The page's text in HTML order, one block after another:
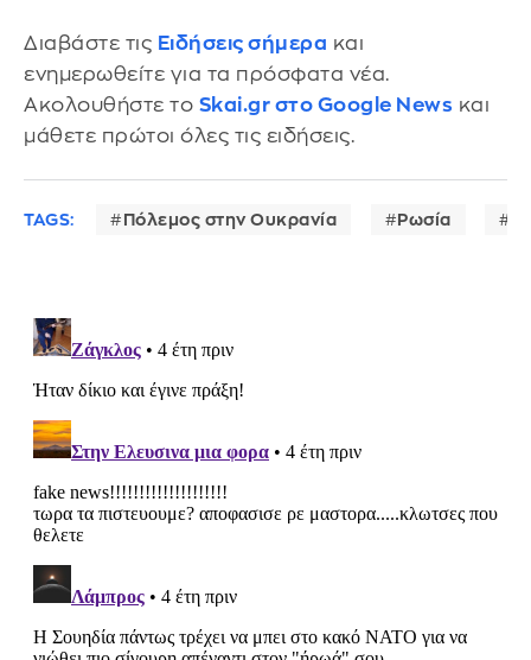
Διαβάστε τις Ειδήσεις σήμερα και
ενημερωθείτε για τα πρόσφατα νέα.
Ακολουθήστε το Skai.gr στο Google News και
μάθετε πρώτοι όλες τις ειδήσεις.
TAGS: Πόλεμος στην Ουκρανία Ρωσία